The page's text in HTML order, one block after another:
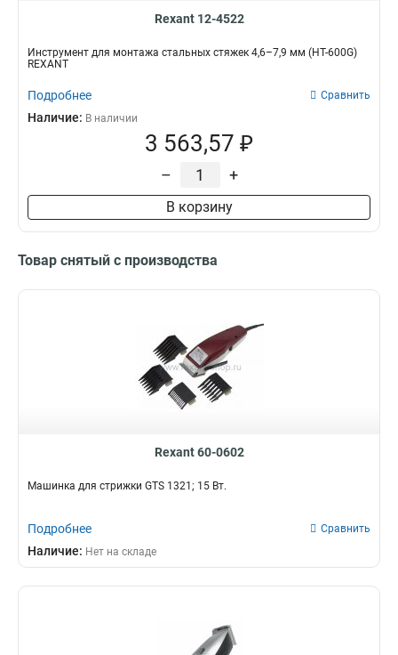
Rexant 12-4522
Инструмент для монтажа стальных стяжек 4,6–7,9 мм (HT-600G)
REXANT
Подробнее Сравнить
Наличие: В наличии
3 563,57 ₽
– +
В корзину
Товар снятый с производства
Rexant 60-0602
Машинка для стрижки GTS 1321; 15 Вт.
Подробнее Сравнить
Наличие: Нет на складе